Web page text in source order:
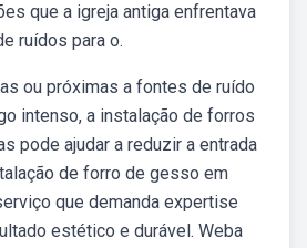
que a igreja antiga enfrentava
ruídos para o.
ou próximas a fontes de ruído
intenso, a instalação de forros
pode ajudar a reduzir a entrada
de forro de gesso em
que demanda expertise
estético e durável. Weba